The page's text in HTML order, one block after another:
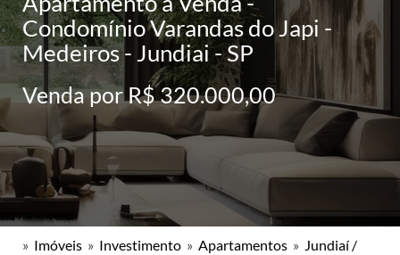
Condomínio Varandas do Japi -
Medeiros - Jundiai - SP
Venda por R$ 320.000,00
» Imóveis » Investimento » Apartamentos » Jundiaí /